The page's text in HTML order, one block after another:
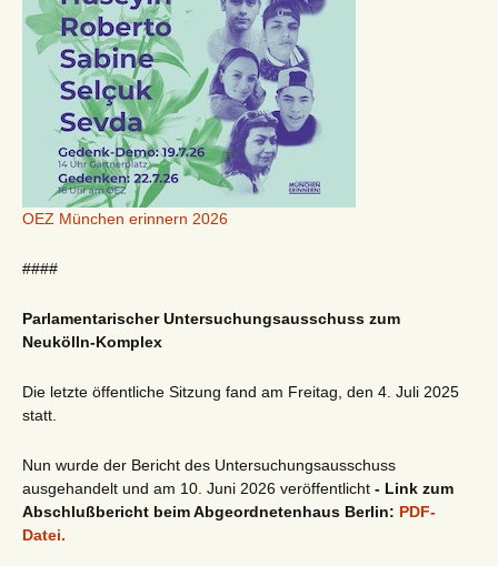
OEZ München erinnern 2026
####
Parlamentarischer Untersuchungsausschuss zum
Neukölln-Komplex
Die letzte öffentliche Sitzung fand am Freitag, den 4. Juli 2025
statt.
Nun wurde der Bericht des Untersuchungsausschuss
ausgehandelt und am 10. Juni 2026 veröffentlicht - Link zum
Abschlußbericht beim Abgeordnetenhaus Berlin: PDF-
Datei.